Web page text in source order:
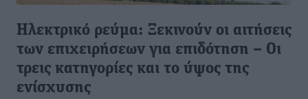
Ηλεκτρικό ρεύμα: Ξεκινούν οι αιτήσεις
των επιχειρήσεων για επιδότηση – Οι
τρεις κατηγορίες και το ύψος της
ενίσχυσης